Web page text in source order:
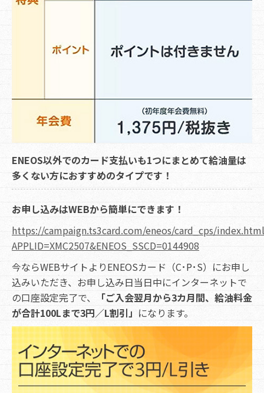
ENEOS以外でのカード支払いも1つにまとめて給油量は
多くない方におすすめのタイプです！
お申し込みはWEBから簡単にできます！
https://campaign.ts3card.com/eneos/card_cps/
APPLID=XMC2507&ENEOS_SSCD=0144908
今ならWEBサイトよりENEOSカード（C･P･S）にお申し
込みいただき、お申し込み日当日中にインターネットで
の口座設定完了で、
「ご入会翌月から3カ月間、給油料金
が合計100Lまで3円／L割引」 になります。